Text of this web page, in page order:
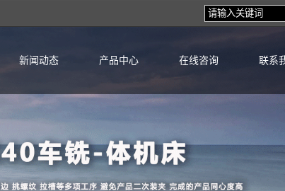
新闻动态 产品中心 在线咨询 联系